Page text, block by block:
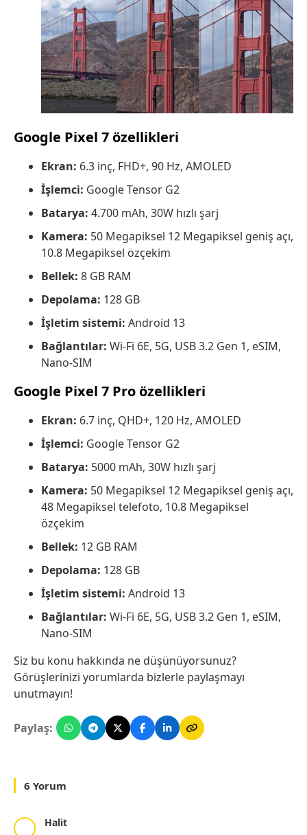
Google Pixel 7 özellikleri
Ekran: 6.3 inç, FHD+, 90 Hz, AMOLED
İşlemci: Google Tensor G2
Batarya: 4.700 mAh, 30W hızlı şarj
Kamera: 50 Megapiksel 12 Megapiksel geniş açı,
10.8 Megapiksel özçekim
Bellek: 8 GB RAM
Depolama: 128 GB
İşletim sistemi: Android 13
Bağlantılar: Wi-Fi 6E, 5G, USB 3.2 Gen 1, eSIM,
Nano-SIM
Google Pixel 7 Pro özellikleri
Ekran: 6.7 inç, QHD+, 120 Hz, AMOLED
İşlemci: Google Tensor G2
Batarya: 5000 mAh, 30W hızlı şarj
Kamera: 50 Megapiksel 12 Megapiksel geniş açı,
48 Megapiksel telefoto, 10.8 Megapiksel
özçekim
Bellek: 12 GB RAM
Depolama: 128 GB
İşletim sistemi: Android 13
Bağlantılar: Wi-Fi 6E, 5G, USB 3.2 Gen 1, eSIM,
Nano-SIM
Siz bu konu hakkında ne düşünüyorsunuz?
Görüşlerinizi yorumlarda bizlerle paylaşmayı
unutmayın!
Paylaş:
6 Yorum
Halit